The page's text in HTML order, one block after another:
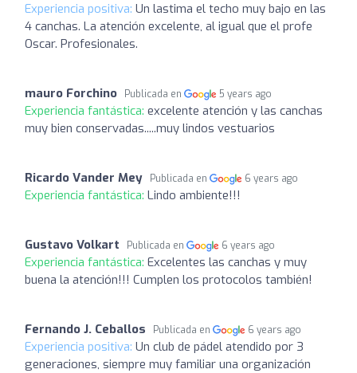
Experiencia positiva: Un lastima el techo muy bajo en las
4 canchas. La atención excelente, al igual que el profe
Oscar. Profesionales.
mauro Forchino Publicada en 5 years ago
Experiencia fantástica: excelente atención y las canchas
muy bien conservadas.....muy lindos vestuarios
Ricardo Vander Mey Publicada en 6 years ago
Experiencia fantástica: Lindo ambiente!!!
Gustavo Volkart Publicada en 6 years ago
Experiencia fantástica: Excelentes las canchas y muy
buena la atención!!! Cumplen los protocolos también!
Fernando J. Ceballos Publicada en 6 years ago
Experiencia positiva: Un club de pádel atendido por 3
generaciones, siempre muy familiar una organización